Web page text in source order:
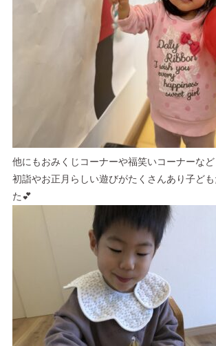
他にもおみくじコーナーや福笑いコーナーなど
初詣やお正月らしい遊びがたくさんあり子ど
た💕